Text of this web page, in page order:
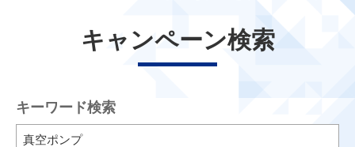
キャンペーン検索
キーワード検索